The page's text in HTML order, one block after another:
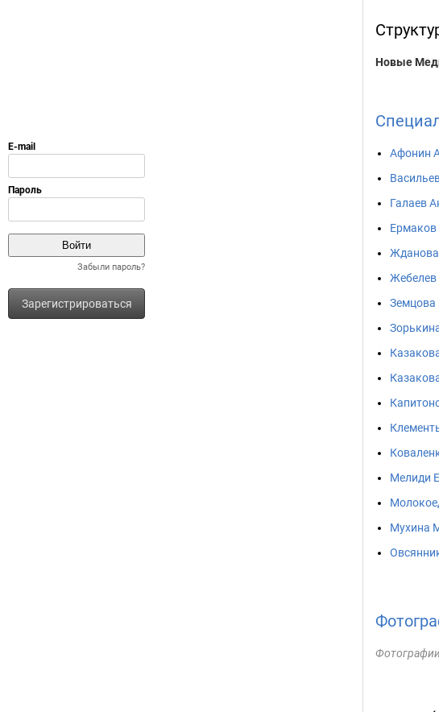
Забыли пароль?
Зарегистрироваться
Новые
Афонин
Галаев
Жданова
Жебелев
Земцова
Мелиди
Мухина